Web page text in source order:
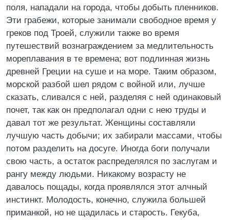
поля, нападали на города, чтобы добыть пленников.
Эти грабежи, которые занимали свободное время у
греков под Троей, служили также во время
путешествий вознаграждением за медлительность
мореплавания в те времена; вот подлинная жизнь
древней Греции на суше и на море. Таким образом,
морской разбой шел рядом с войной или, лучше
сказать, сливался с ней, разделяя с ней одинаковый
почет, так как он предполагал одни с нею труды и
давал тот же результат. Женщины составляли
лучшую часть добычи; их забирали массами, чтобы
потом разделить на досуге. Иногда боги получали
свою часть, а остаток распределялся по заслугам и
рангу между людьми. Никакому возрасту не
давалось пощады, когда проявлялся этот алчный
инстинкт. Молодость, конечно, служила большей
приманкой, но не щадилась и старость. Гекуба,